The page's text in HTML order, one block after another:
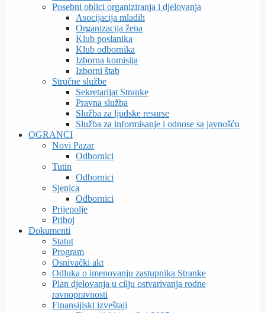
Posebni oblici organiziranja i djelovanja
Asocijacija mladih
Organizacija žena
Klub poslanika
Klub odbornika
Izborna komisija
Izborni štab
Stručne službe
Sekretarijat Stranke
Pravna služba
Služba za ljudske resurse
Služba za informisanje i odnose sa javnošću
OGRANCI
Novi Pazar
Odbornici
Tutin
Odbornici
Sjenica
Odbornici
Prijepolje
Priboj
Dokumenti
Statut
Program
Osnivački akt
Odluka o imenovanju zastupnika Stranke
Plan djelovanja u cilju ostvarivanja rodne
ravnopravnosti
Finansijiski izveštaji